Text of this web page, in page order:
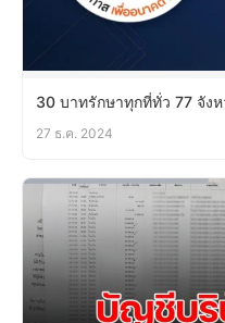
30 บาทรักษาทุกที่ทั่ว 77 จัง
27 ธ.ค. 2024